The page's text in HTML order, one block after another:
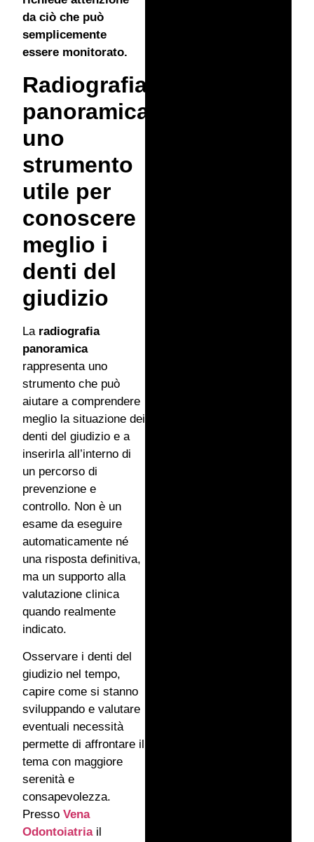
da ciò che può
semplicemente
essere monitorato.
Radiografia
panoramica:
uno
strumento
utile per
conoscere
meglio i
denti del
giudizio
La radiografia
panoramica
rappresenta uno
strumento che può
aiutare a comprendere
meglio la situazione dei
denti del giudizio e a
inserirla all’interno di
un percorso di
prevenzione e
controllo. Non è un
esame da eseguire
automaticamente né
una risposta definitiva,
ma un supporto alla
valutazione clinica
quando realmente
indicato.
Osservare i denti del
giudizio nel tempo,
capire come si stanno
sviluppando e valutare
eventuali necessità
permette di affrontare il
tema con maggiore
serenità e
consapevolezza.
Presso Vena
Odontoiatriail